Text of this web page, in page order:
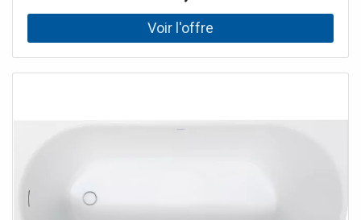
extérieure blanc, brillant socle inclus Avec kit de
vidange/trop-plein Y compris les instructions de montage
Revêtement de baignoire inclus